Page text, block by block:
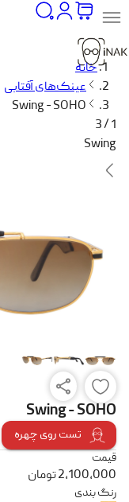
خانه
عینک‌های آفتابی
Swing - SOHO
1 / 3
Swing
Swing - SOHO
تست روی چهره
قیمت
2,100,000تومان
رنگ بندی